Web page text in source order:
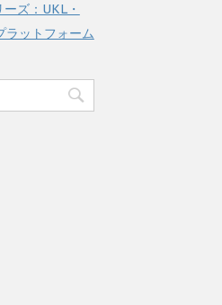
ズ：UKL・
ラットフォーム